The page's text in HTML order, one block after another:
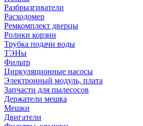
Разбрызгиватели
Расходомер
Ремкомплект дверцы
Ролики корзин
Трубка подачи воды
ТЭНы
Фильтр
Циркуляционные насосы
Электронный модуль, плата
Запчасти для пылесосов
Держатели мешка
Мешки
Двигатели